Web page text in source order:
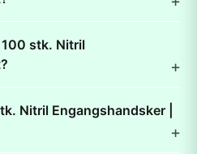
stk. Nitril
Nitril Engangshandsker |